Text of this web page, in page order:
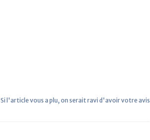
Si l'article vous a plu, on serait ravi d'avoir votre avis